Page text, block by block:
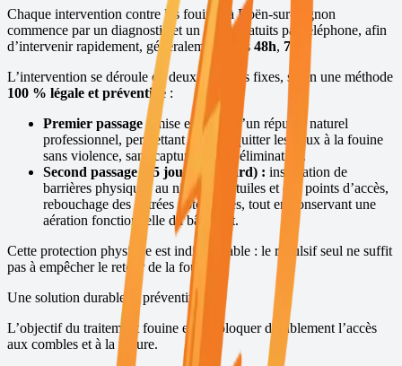
Chaque intervention contre les fouines àBoën-sur-Lignon
commence par un diagnostic et un devis gratuits par téléphone, afin
d’intervenir rapidement, généralement sous 48h, 7j/7
L’intervention se déroule en deux passages fixes, selon une méthode
100 % légale et préventive :
Premier passage :
mise en place d’un répulsif naturel
professionnel, permettant de faire quitter les lieux à la fouine
sans violence, sans capture et sans élimination.
Second passage (15 jours plus tard) : installation de
barrières physiques au niveau des tuiles et des points d’accès,
rebouchage des entrées potentielles, tout en conservant une
aération fonctionnelle du bâtiment.
Cette protection physique est indispensable : le répulsif seul ne suffit
pas à empêcher le retour de la fouine.
Une solution durable et préventive
L’objectif du traitement fouine est de bloquer durablement l’accès
aux combles et à la toiture.